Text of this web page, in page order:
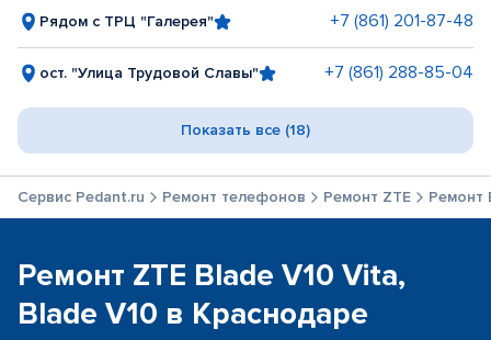
Рядом с ТРЦ "Галерея" +7 (861) 201-87-48
ост. "Улица Трудовой Славы" +7 (861) 288-85-04
Показать все (18)
Сервис Pedant.ru Ремонт телефонов Ремонт ZTE Ремонт
Ремонт ZTE Blade V10 Vita,
Blade V10 в Краснодаре